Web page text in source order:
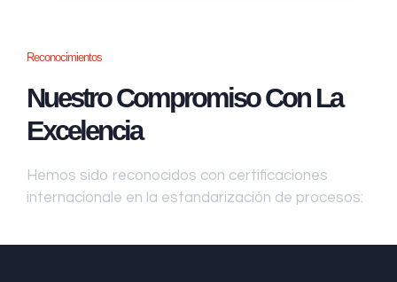
Reconocimientos
Nuestro Compromiso Con La
Excelencia
Hemos sido reconocidos con certificaciones
internacionale en la estandarización de procesos: